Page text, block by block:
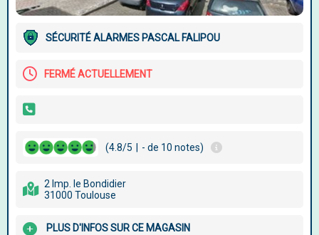
SÉCURITÉ ALARMES PASCAL FALIPOU
FERMÉ ACTUELLEMENT
(4.8/5 - de 10 notes)
2 Imp. le Bondidier
31000 Toulouse
PLUS D'INFOS SUR CE MAGASIN